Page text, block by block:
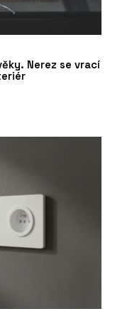
Nerez se vrací